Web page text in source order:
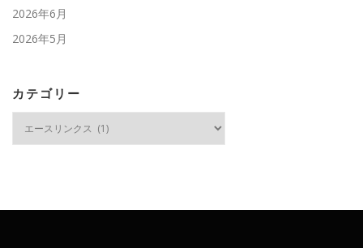
2026年6月
2026年5月
カテゴリー